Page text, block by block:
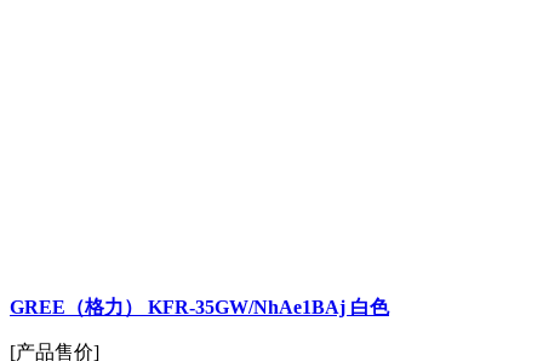
GREE（格力） KFR-35GW/NhAe1BAj 白色
[产品售价]